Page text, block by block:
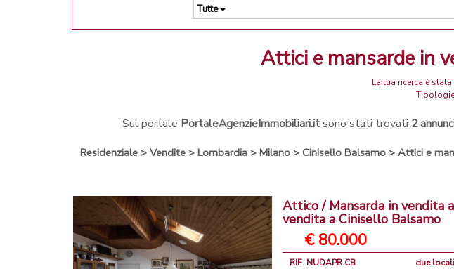
Tutte
attici e mansarde in
La tua ricerca è
Sul portale PortaleAgenzieImmobiliari.itsono stati trovati 2
Residenziale > Vendite > Lombardia > Milano > Cinisello Balsamo > Attici e
Attico / Mansarda in vendita
vendita a Cinisello Balsamo
€ 80.000
RIF. NUDAPR.CB due locali